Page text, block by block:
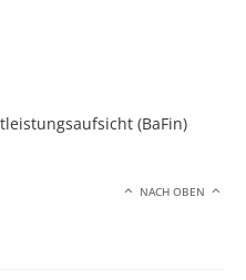
(BaFin)
NACH OBEN